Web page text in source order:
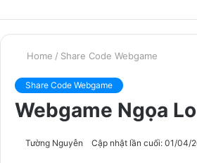
Home / Share Code Webgame
Share Code Webgame
Webgame Ngọa
Tường Nguyễn Cập nhật lần cuối: 01/04/